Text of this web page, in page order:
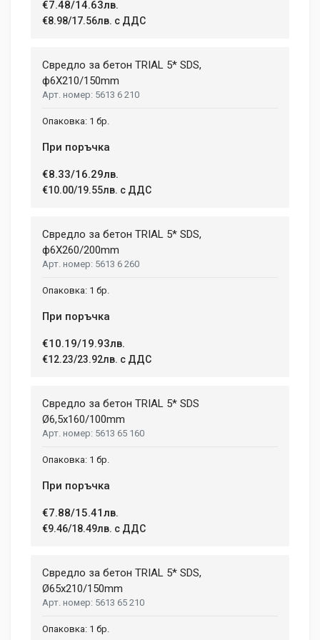
Write A Review
Email Address
Post Your Review
€7.48/14.63лв.
€8.98/17.56лв. с ДДС
Свредло за бетон TRIAL 5* SDS,
ф6X210/150mm
5613 6 210
1 бр.
При поръчка
€8.33/16.29лв.
€10.00/19.55лв. с ДДС
Свредло за бетон TRIAL 5* SDS,
ф6X260/200mm
5613 6 260
1 бр.
При поръчка
€10.19/19.93лв.
€12.23/23.92лв. с ДДС
Свредло за бетон TRIAL 5* SDS
Ø6,5x160/100mm
5613 65 160
1 бр.
При поръчка
€7.88/15.41лв.
€9.46/18.49лв. с ДДС
Свредло за бетон TRIAL 5* SDS,
Ø65х210/150mm
5613 65 210
1 бр.